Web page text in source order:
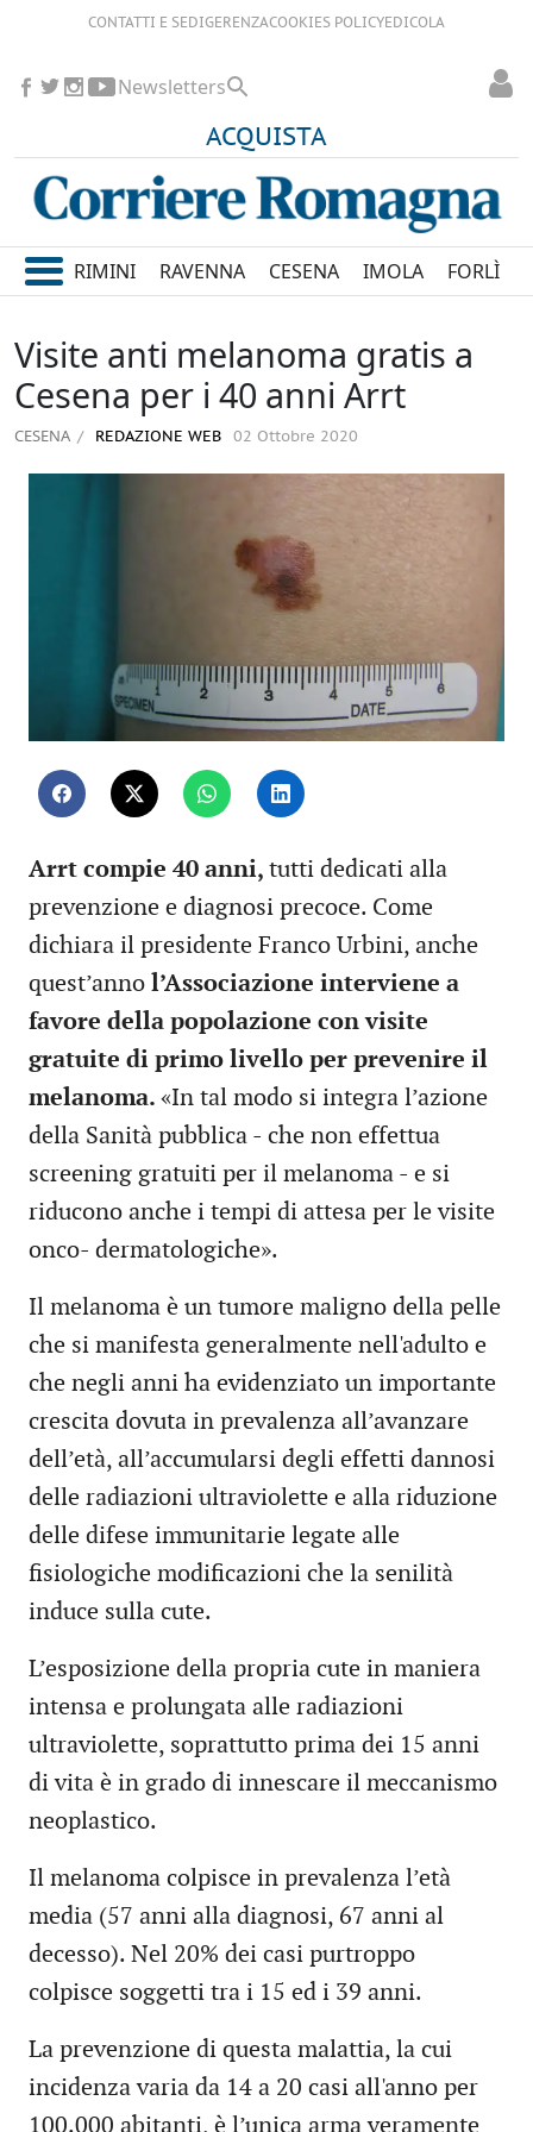
CONTATTI E SEDIGERENZACOOKIES POLICYEDICOLA
ACQUISTA
Newsletters
RIMINI RAVENNA CESENA IMOLA FORLÌ
Visite anti melanoma gratis a
Cesena per i 40 anni Arrt
CESENA REDAZIONE WEB 02 Ottobre 2020
Arrt compie 40 anni, tutti dedicati alla
prevenzione e diagnosi precoce. Come
dichiara il presidente Franco Urbini, anche
quest’anno l’Associazione interviene a
favore della popolazione con visite
gratuite di primo livello per prevenire il
melanoma. «In tal modo si integra l’azione
della Sanità pubblica - che non effettua
screening gratuiti per il melanoma - e si
riducono anche i tempi di attesa per le visite
onco- dermatologiche».
Il melanoma è un tumore maligno della pelle
che si manifesta generalmente nell'adulto e
che negli anni ha evidenziato un importante
crescita dovuta in prevalenza all’avanzare
dell’età, all’accumularsi degli effetti dannosi
delle radiazioni ultraviolette e alla riduzione
delle difese immunitarie legate alle
fisiologiche modificazioni che la senilità
induce sulla cute.
L’esposizione della propria cute in maniera
intensa e prolungata alle radiazioni
ultraviolette, soprattutto prima dei 15 anni
di vita è in grado di innescare il meccanismo
neoplastico.
Il melanoma colpisce in prevalenza l’età
media (57 anni alla diagnosi, 67 anni al
decesso). Nel 20% dei casi purtroppo
colpisce soggetti tra i 15 ed i 39 anni.
La prevenzione di questa malattia, la cui
incidenza varia da 14 a 20 casi all'anno per